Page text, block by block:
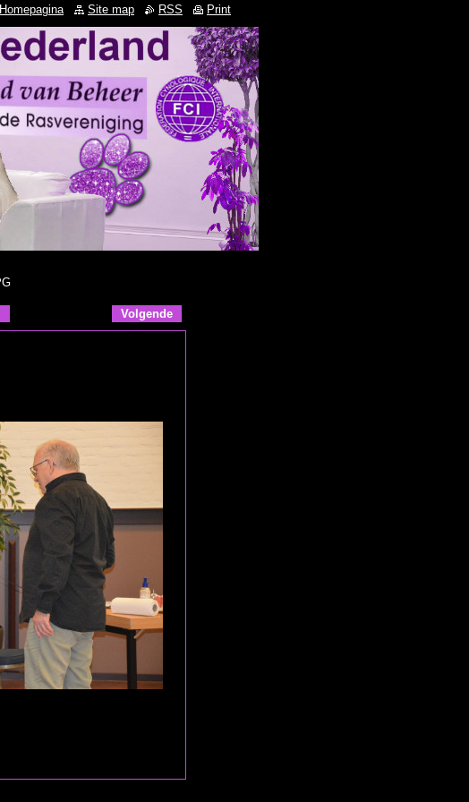
Volgende
Homepagina Site map RSS Print